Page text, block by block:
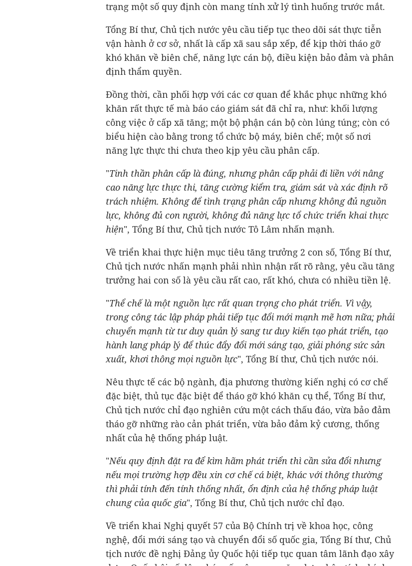
trạng một số quy định còn mang tính xử lý tình huống trước mắt.
Tổng Bí thư, Chủ tịch nước yêu cầu tiếp tục theo dõi sát thực tiễn
vận hành ở cơ sở, nhất là cấp xã sau sắp xếp, để kịp thời tháo gỡ
khó khăn về biên chế, năng lực cán bộ, điều kiện bảo đảm và phân
định thẩm quyền.
Đồng thời, cần phối hợp với các cơ quan để khắc phục những khó
khăn rất thực tế mà báo cáo giám sát đã chỉ ra, như: khối lượng
công việc ở cấp xã tăng; một bộ phận cán bộ còn lúng túng; còn có
biểu hiện cào bằng trong tổ chức bộ máy, biên chế; một số nơi
năng lực thực thi chưa theo kịp yêu cầu phân cấp.
"Tinh thần phân cấp là đúng, nhưng phân cấp phải đi liền với nâng
cao năng lực thực thi, tăng cường kiểm tra, giám sát và xác định rõ
trách nhiệm. Không để tình trạng phân cấp nhưng không đủ nguồn
lực, không đủ con người, không đủ năng lực tổ chức triển khai thực
hiện", Tổng Bí thư, Chủ tịch nước Tô Lâm nhấn mạnh.
Về triển khai thực hiện mục tiêu tăng trưởng 2 con số, Tổng Bí thư,
Chủ tịch nước nhấn mạnh phải nhìn nhận rất rõ rằng, yêu cầu tăng
trưởng hai con số là yêu cầu rất cao, rất khó, chưa có nhiều tiền lệ.
"Thể chế là một nguồn lực rất quan trọng cho phát triển. Vì vậy,
trong công tác lập pháp phải tiếp tục đổi mới mạnh mẽ hơn nữa; phải
chuyển mạnh từ tư duy quản lý sang tư duy kiến tạo phát triển, tạo
hành lang pháp lý để thúc đẩy đổi mới sáng tạo, giải phóng sức sản
xuất, khơi thông mọi nguồn lực", Tổng Bí thư, Chủ tịch nước nói.
Nêu thực tế các bộ ngành, địa phương thường kiến nghị có cơ chế
đặc biệt, thủ tục đặc biệt để tháo gỡ khó khăn cụ thể, Tổng Bí thư,
Chủ tịch nước chỉ đạo nghiên cứu một cách thấu đáo, vừa bảo đảm
tháo gỡ những rào cản phát triển, vừa bảo đảm kỷ cương, thống
nhất của hệ thống pháp luật.
"Nếu quy định đặt ra để kìm hãm phát triển thì cần sửa đổi nhưng
nếu mọi trường hợp đều xin cơ chế cá biệt, khác với thông thường
thì phải tính đến tính thống nhất, ổn định của hệ thống pháp luật
chung của quốc gia", Tổng Bí thư, Chủ tịch nước chỉ đạo.
Về triển khai Nghị quyết 57 của Bộ Chính trị về khoa học, công
nghệ, đổi mới sáng tạo và chuyển đổi số quốc gia, Tổng Bí thư, Chủ
tịch nước đề nghị Đảng ủy Quốc hội tiếp tục quan tâm lãnh đạo xây